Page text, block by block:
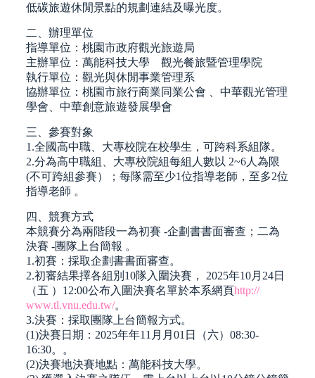
低碳旅遊休閒景點的規劃連結及曝光度。
二、辦理單位
指導單位：桃園市政府觀光旅遊局
主辦單位：萬能科技大學 觀光餐旅暨管理學院
執行單位：觀光與休閒事業管理系
協辦單位：桃園市旅行商業同業公會 、中華觀光管理
學會、中華創意旅遊發展學會
三、參賽對象
1.全國高中職、大專校院在校學生，可跨科系組隊。
2.分為高中職組、大專校院組每組人數以 2~6人為限
(不可跨組參賽）；每隊需至少1位指導老師，至多2位
指導老師 。
四、競賽方式
本競賽分為兩階段一為初賽 -企劃書書面審查；二為
決賽 -團隊上台簡報 。
1.初賽：採取企劃書書面審查。
2.初審結果擇各組別10隊入圍決賽， 2025年10月24日
（五 ）12:00公布入圍決賽名單於本系網頁http://
www.tl.vnu.edu.tw/。
3.決賽：採取團隊上台簡報方式。
(1)決賽日期：2025年年11月月01日（六）08:30-
16:30。。
(2)決賽地決賽地點：萬能科技大學。